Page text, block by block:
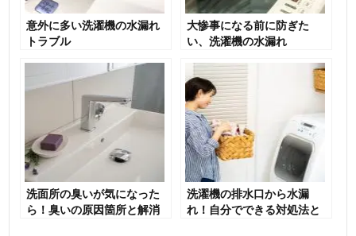
意外に多い洗濯機の水漏れ
トラブル
大惨事になる前に防ぎた
い、洗濯機の水漏れ
洗面所の臭いが気になった
ら！臭いの原因箇所と解消
洗濯機の排水口から水漏
れ！自分でできる対処法と